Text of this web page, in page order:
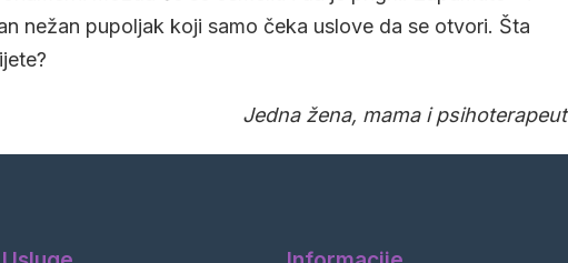
nežan pupoljak koji samo čeka uslove da se otvori. Šta
Jedna žena, mama i psihoterapeut